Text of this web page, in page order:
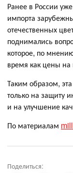
Ранее в России
импорта
отечественных
поднимались
которое, по
время как цены на
Таким образом,
только на защиту
и на улучшение
По материалам
Поделиться: